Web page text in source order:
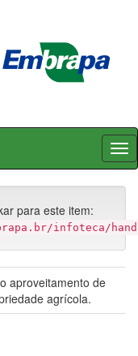
para este item:
infoteca/
aproveitamento de
agrícola.